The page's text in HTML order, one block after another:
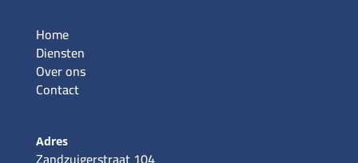
Home
Diensten
Over ons
Contact
Adres